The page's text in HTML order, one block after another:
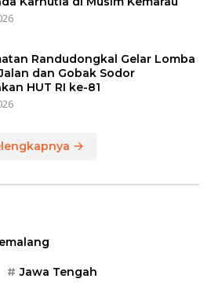
Randudongkal Gelar Lomba
dan Gobak Sodor
HUT RI ke-81
Jawa Tengah